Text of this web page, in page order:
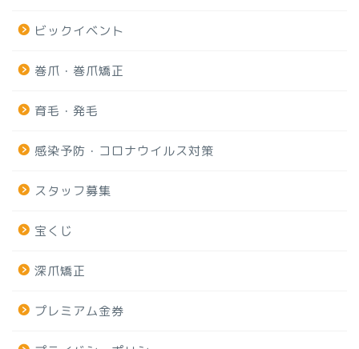
ビックイベント
巻爪・巻爪矯正
育毛・発毛
感染予防・コロナウイルス対策
スタッフ募集
宝くじ
深爪矯正
プレミアム金券